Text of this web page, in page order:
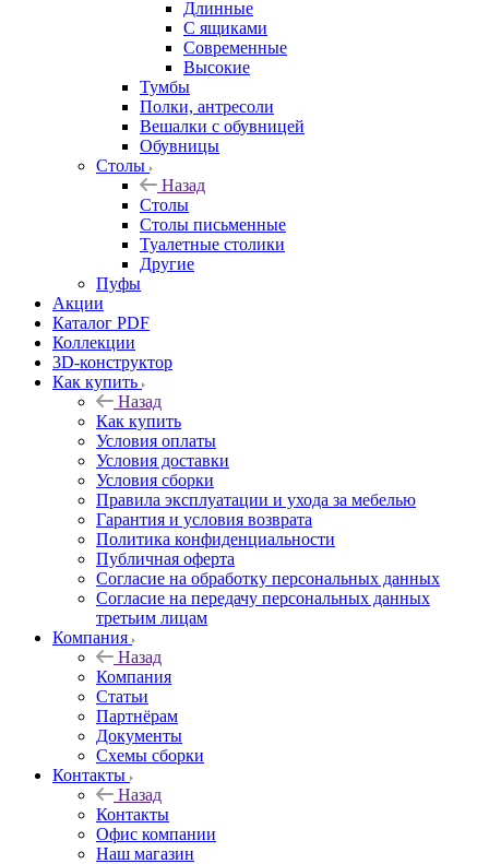
Длинные
С ящиками
Современные
Высокие
Тумбы
Полки, антресоли
Вешалки с обувницей
Обувницы
Столы
Назад
Столы
Столы письменные
Туалетные столики
Другие
Пуфы
Акции
Каталог PDF
Коллекции
3D-конструктор
Как купить
Назад
Как купить
Условия оплаты
Условия доставки
Условия сборки
Правила эксплуатации и ухода за мебелью
Гарантия и условия возврата
Политика конфиденциальности
Публичная оферта
Согласие на обработку персональных данных
Согласие на передачу персональных данных
третьим лицам
Компания
Назад
Компания
Статьи
Партнёрам
Документы
Схемы сборки
Контакты
Назад
Контакты
Офис компании
Наш магазин